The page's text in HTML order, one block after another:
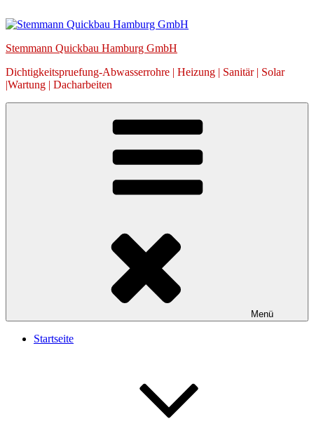
Inhalt
Stemmann Quickbau Hamburg GmbH
Dichtigkeitspruefung-Abwasserrohre | Heizung | Sanitär | Solar
|Wartung | Dacharbeiten
Menü
Startseite